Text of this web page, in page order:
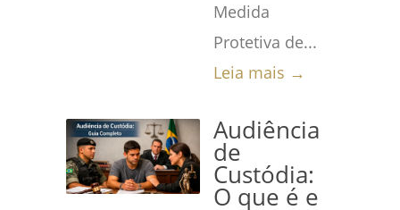
Medida
Protetiva de...
Leia mais →
Audiência
de
Custódia:
O que é e